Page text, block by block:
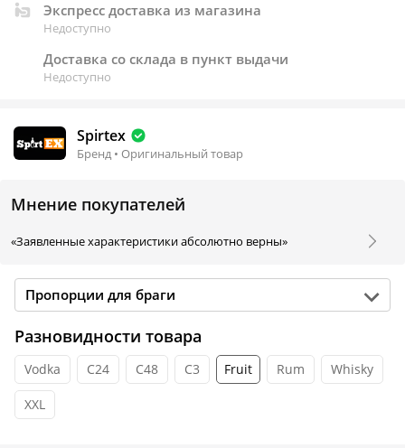
Экспресс доставка из магазина
Недоступно
Доставка со склада в пункт выдачи
Недоступно
Spirtex
Бренд • Оригинальный товар
Мнение покупателей
«Заявленные характеристики абсолютно верны»
Пропорции для браги
Разновидности товара
Vodka C24 C48 C3 Fruit Rum Whisky
XXL